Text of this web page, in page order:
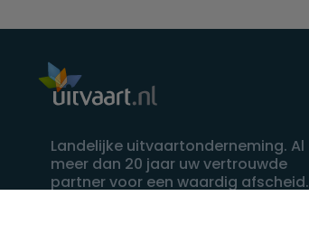
Landelijke uitvaartonderneming. Al
meer dan 20 jaar uw vertrouwde
partner voor een waardig afscheid.